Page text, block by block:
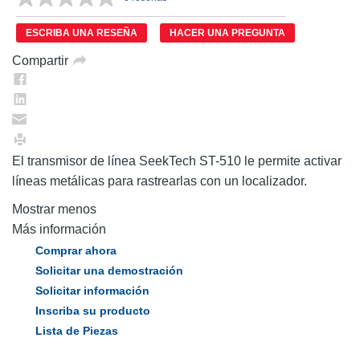
Sin
puntuación.
Enlace
en
ESCRIBA UNA RESEÑA HACER UNA PREGUNTA
Compartir
El transmisor de línea SeekTech ST-510 le permite activar
líneas metálicas para rastrearlas con un localizador.
Mostrar menos
Más información
Comprar ahora
Solicitar una demostración
Solicitar información
Inscriba su producto
Lista de Piezas